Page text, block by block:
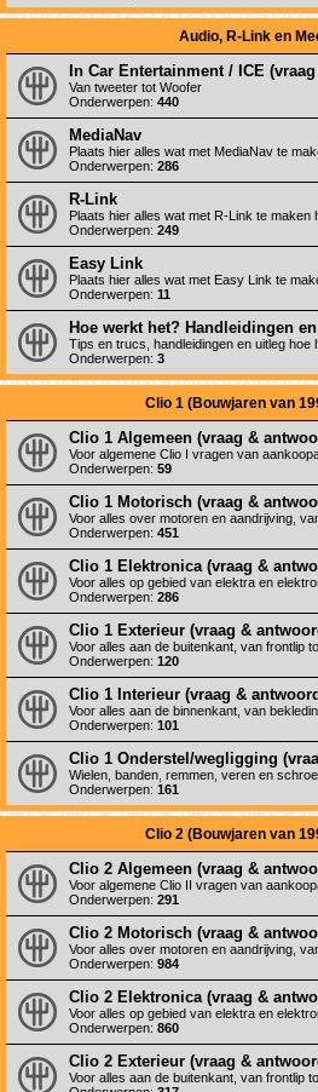
Audio, R-Link en
In Car Entertainment / ICE
Van tweeter tot Woofer
Onderwerpen: 440
MediaNav
Plaats hier alles wat met MediaNav te
Onderwerpen: 286
R-Link
Plaats hier alles wat met R-Link te maken
Onderwerpen: 249
Easy Link
Plaats hier alles wat met Easy Link te
Onderwerpen: 11
Hoe werkt het? Handleidingen
Tips en trucs, handleidingen en uitleg hoe
Onderwerpen: 3
Clio 1 (Bouwjaren van
Clio 1 Algemeen (vraag &
Voor algemene Clio I vragen van
Onderwerpen: 59
Clio 1 Motorisch (vraag &
Voor alles over motoren en aandrijving,
Onderwerpen: 451
Clio 1 Elektronica (vraag &
Voor alles op gebied van elektra en
Onderwerpen: 286
Clio 1 Exterieur (vraag &
Voor alles aan de buitenkant, van frontlip
Onderwerpen: 120
Clio 1 Interieur (vraag &
Voor alles aan de binnenkant, van
Onderwerpen: 101
Clio 1 Onderstel/wegligging
Wielen, banden, remmen, veren en
Onderwerpen: 161
Clio 2 (Bouwjaren van
Clio 2 Algemeen (vraag &
Voor algemene Clio II vragen van
Onderwerpen: 291
Clio 2 Motorisch (vraag &
Voor alles over motoren en aandrijving,
Onderwerpen: 984
Clio 2 Elektronica (vraag &
Voor alles op gebied van elektra en
Onderwerpen: 860
Clio 2 Exterieur (vraag &
Voor alles aan de buitenkant, van frontlip